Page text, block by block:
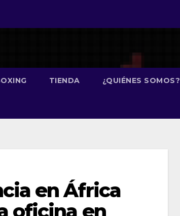
TIENDA ¿QUIÉNES SOMOS?
en África
oficina en